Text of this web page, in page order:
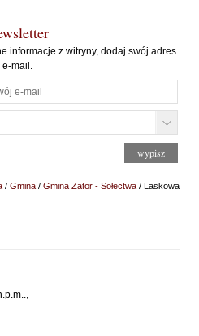
informacje z witryny, dodaj swój adres
e-mail.
/ Gmina/ Gmina Zator - Sołectwa/ Laskowa